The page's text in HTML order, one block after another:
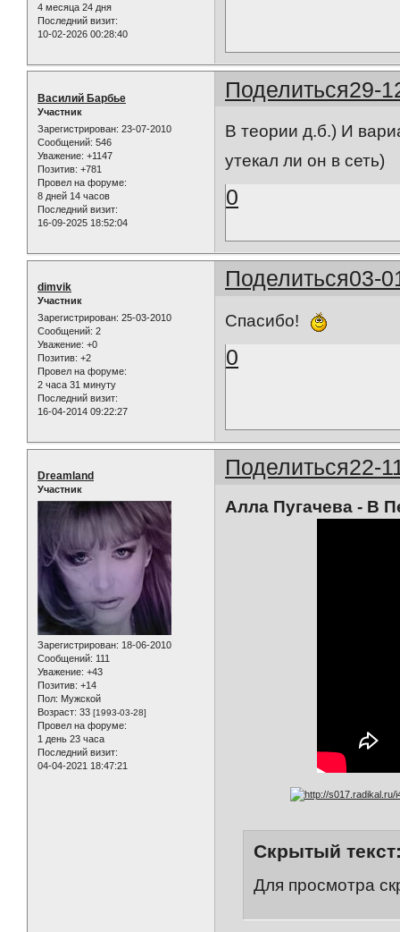
4 месяца 24 дня
Последний визит:
10-02-2026 00:28:40
Поделиться29-
Василий Барбье
Участник
Зарегистрирован: 23-07-2010
Сообщений: 546
Уважение: +1147
Позитив: +781
Провел на форуме:
8 дней 14 часов
Последний визит:
16-09-2025 18:52:04
В теории д.б.) И
утекал ли он в сеть)
0
Поделиться03-
dimvik
Участник
Зарегистрирован: 25-03-2010
Сообщений: 2
Уважение: +0
Позитив: +2
Провел на форуме:
2 часа 31 минуту
Последний визит:
16-04-2014 09:22:27
Спасибо!
0
Поделиться22-
Dreamland
Участник
Зарегистрирован: 18-06-2010
Сообщений: 111
Уважение: +43
Позитив: +14
Пол: Мужской
Возраст: 33 [1993-03-28]
Провел на форуме:
1 день 23 часа
Последний визит:
04-04-2021 18:47:21
Алла Пугачева - В
Скрытый
Для просмотра